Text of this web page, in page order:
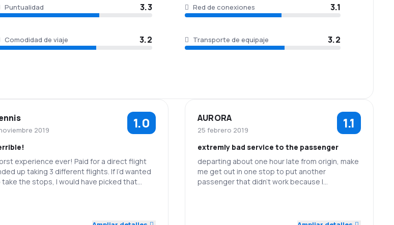
Puntualidad 3.3 Red de conexiones 3.1
Comodidad de viaje 3.2 Transporte de equipaje 3.2
2019 1.0
experience ever! Paid for a direct flight
up taking 3 different flights. If I’d wanted
the stops, I would have picked that
AURORA
25 febrero 2019 1.1
extremly bad service to the passenger
departing about one hour late from origin, make
me get out in one stop to put another
passenger that didn't work because I